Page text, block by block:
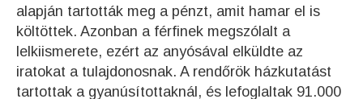
alapján tartották meg a pénzt, amit hamar el is
költöttek. Azonban a férfinek megszólalt a
lelkiismerete, ezért az anyósával elküldte az
iratokat a tulajdonosnak. A rendőrök házkutatást
tartottak a gyanúsítottaknál, és lefoglaltak 91.000